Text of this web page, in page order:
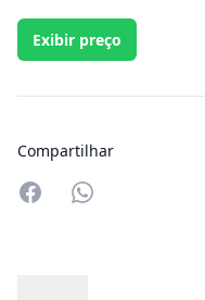
Exibir preço
Compartilhar
Compartilhar